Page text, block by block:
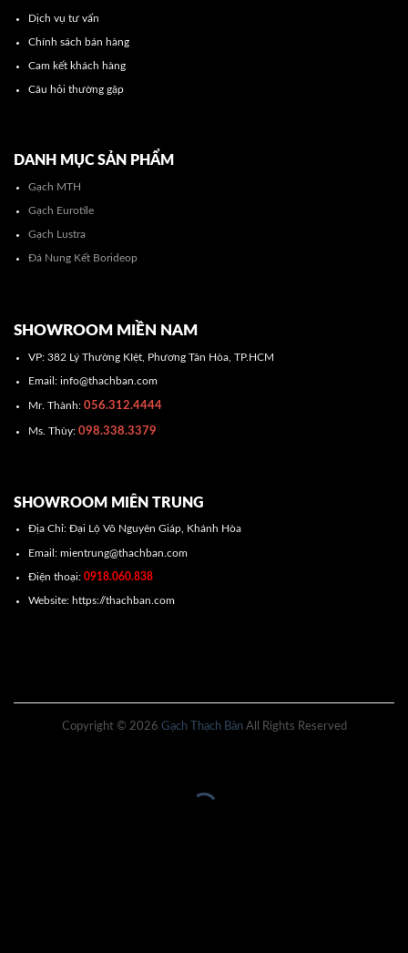
Dịch vụ tư vấn
Chính sách bán hàng
Cam kết khách hàng
Câu hỏi thường gặp
DANH MỤC SẢN PHẨM
Gạch MTH
Gạch Eurotile
Gạch Lustra
Đá Nung Kết Borideop
SHOWROOM MIỀN NAM
VP: 382 Lý Thường KIệt, Phương Tân Hòa, TP.HCM
Email: info@thachban.com
Mr. Thành:056.312.4444
Ms. Thùy: 098.338.3379
SHOWROOM MIÊN TRUNG
Địa Chỉ: Đại Lộ Võ Nguyên Giáp, Khánh Hòa
Email: mientrung@thachban.com
Điện thoại: 0918.060.838
Website: https://thachban.com
Copyright © 2026 Gạch Thạch BànAll Rights Reserved